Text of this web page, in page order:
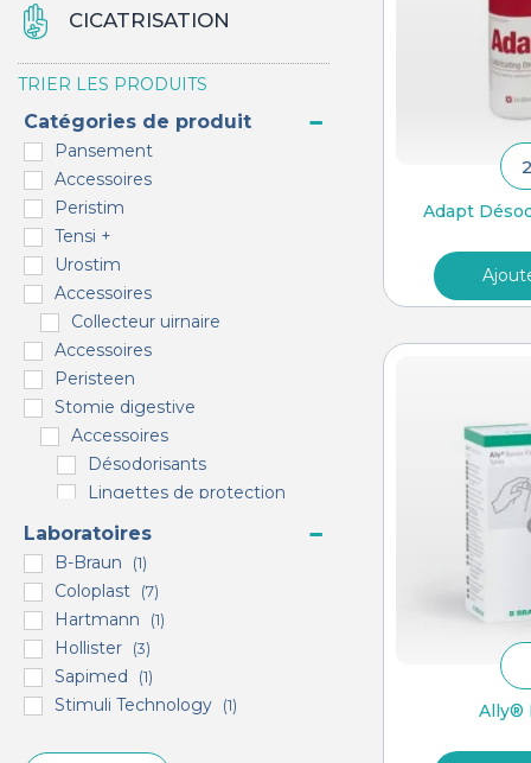
CICATRISATION
TRIER LES PRODUITS
Catégories de produit
Pansement
Accessoires
Peristim
Tensi +
Urostim
Accessoires
Collecteur uirnaire
Accessoires
Peristeen
Stomie digestive
Accessoires
Désodorisants
Lingettes de protection
Lingettes de retrait
Soins de la peau
Spray de protection
Poche 1 pièce fermée
Poche 1 pièce haut-débit
Poche 1 pièce vidable
Poche 2 pièces fermées
Poche 2 pièces haut-débit
Laboratoires
B-Braun (1)
Coloplast (7)
Hartmann (1)
Hollister (3)
Sapimed (1)
Stimuli Technology (1)
Adapt
Ally®